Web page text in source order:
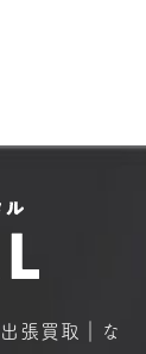
張買取｜な